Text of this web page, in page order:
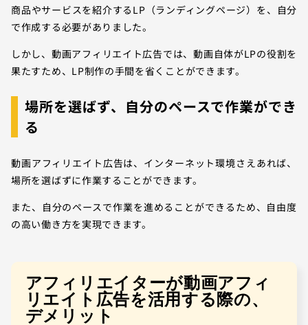
商品やサービスを紹介するLP（ランディングページ）を、自分
で作成する必要がありました。
しかし、動画アフィリエイト広告では、動画自体がLPの役割を
果たすため、LP制作の手間を省くことができます。
場所を選ばず、自分のペースで作業ができ
る
動画アフィリエイト広告は、インターネット環境さえあれば、
場所を選ばずに作業することができます。
また、自分のペースで作業を進めることができるため、自由度
の高い働き方を実現できます。
アフィリエイターが動画アフィ
リエイト広告を活用する際の、
デメリット